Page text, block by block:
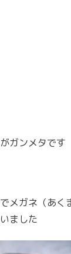
ガンメタです
メガネ（あく
ました